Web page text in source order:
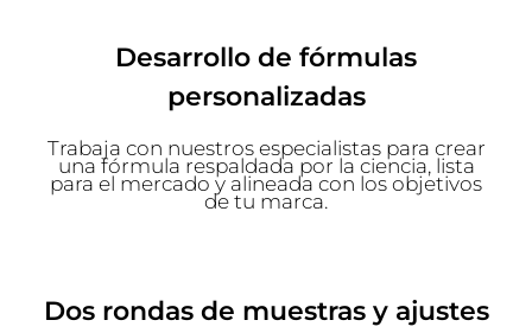
Desarrollo de fórmulas
personalizadas
Trabaja con nuestros especialistas para crear
una fórmula respaldada por la ciencia, lista
para el mercado y alineada con los objetivos
de tu marca.
Dos rondas de muestras y ajustes